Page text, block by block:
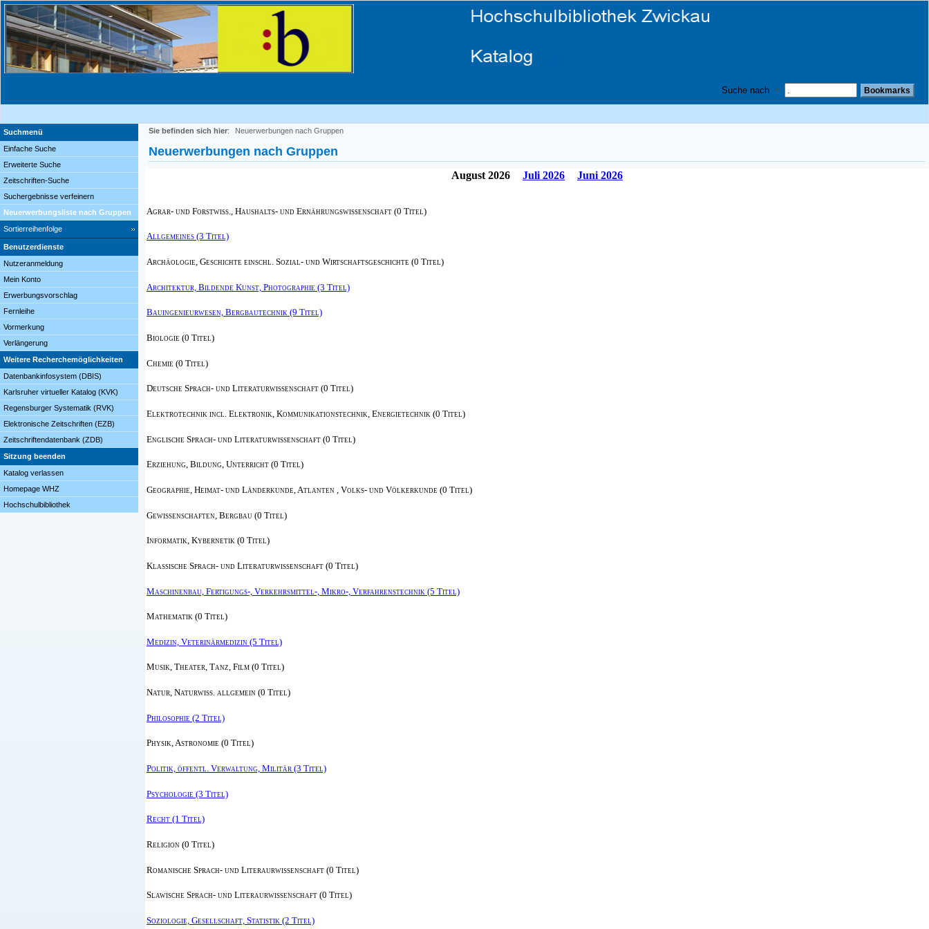
Suchmenü
Einfache Suche
Erweiterte Suche
Zeitschriften-Suche
Suchergebnisse verfeinern
Neuerwerbungsliste nach Gruppen
Sortierreihenfolge
Benutzerdienste
Nutzeranmeldung
Mein Konto
Erwerbungsvorschlag
Fernleihe
Vormerkung
Verlängerung
Weitere Recherchemöglichkeiten
Datenbankinfosystem (DBIS)
Karlsruher virtueller Katalog (KVK)
Regensburger Systematik (RVK)
Elektronische Zeitschriften (EZB)
Zeitschriftendatenbank (ZDB)
Sitzung beenden
Katalog verlassen
Homepage WHZ
Hochschulbibliothek
Sie befinden sich hier: Neuerwerbungen nach Gruppen
Neuerwerbungen nach Gruppen
August 2026 Juli 2026 Juni 2026
Agrar- und Forstwiss., Haushalts- und Ernährungswissenschaft (0 Titel)
Allgemeines (3 Titel)
Archäologie, Geschichte einschl. Sozial- und Wirtschaftsgeschichte (0 Titel)
Architektur, Bildende Kunst, Photographie (3 Titel)
Bauingenieurwesen, Bergbautechnik (9 Titel)
Biologie (0 Titel)
Chemie (0 Titel)
Deutsche Sprach- und Literaturwissenschaft (0 Titel)
Elektrotechnik incl. Elektronik, Kommunikationstechnik, Energietechnik (0 Titel)
Englische Sprach- und Literaturwissenschaft (0 Titel)
Erziehung, Bildung, Unterricht (0 Titel)
Geographie, Heimat- und Länderkunde, Atlanten , Volks- und Völkerkunde (0 Titel)
Gewissenschaften, Bergbau (0 Titel)
Informatik, Kybernetik (0 Titel)
Klassische Sprach- und Literaturwissenschaft (0 Titel)
Maschinenbau, Fertigungs-, Verkehrsmittel-, Mikro-, Verfahrenstechnik (5 Titel)
Mathematik (0 Titel)
Medizin, Veterinärmedizin (5 Titel)
Musik, Theater, Tanz, Film (0 Titel)
Natur, Naturwiss. allgemein (0 Titel)
Philosophie (2 Titel)
Physik, Astronomie (0 Titel)
Politik, öffentl. Verwaltung, Militär (3 Titel)
Psychologie (3 Titel)
Recht (1 Titel)
Religion (0 Titel)
Romanische Sprach- und Literaurwissenschaft (0 Titel)
Slawische Sprach- und Literaurwissenschaft (0 Titel)
Soziologie, Gesellschaft, Statistik (2 Titel)
Suche nach